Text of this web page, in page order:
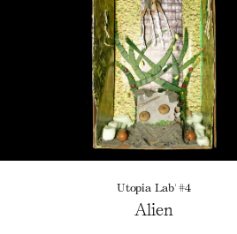
Utopia Lab' #4
Alien